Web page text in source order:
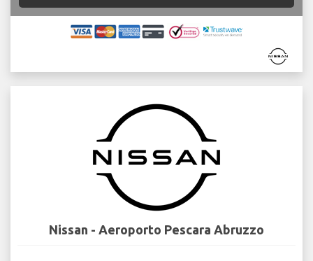
Nissan - Aeroporto Pescara Abruzzo